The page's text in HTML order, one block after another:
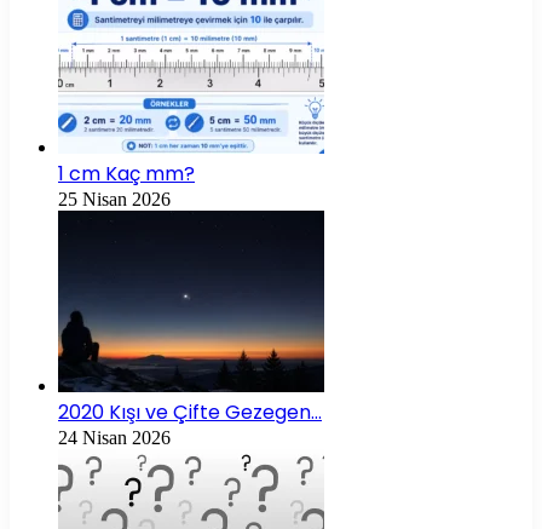
1 cm Kaç mm?
25 Nisan 2026
2020 Kışı ve Çifte Gezegen…
24 Nisan 2026